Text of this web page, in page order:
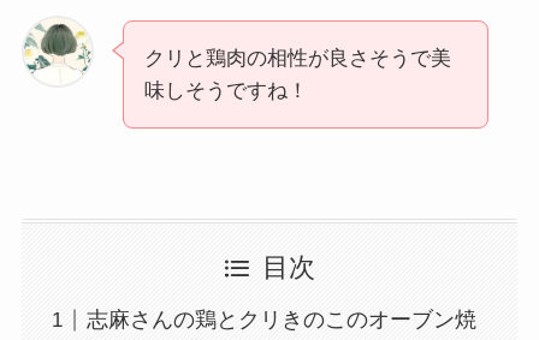
クリと鶏肉の相性が良さそうで美
味しそうですね！
目次
志麻さんの鶏とクリきのこのオーブン焼